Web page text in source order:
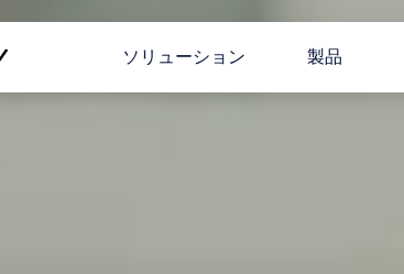
ソリューション 製品